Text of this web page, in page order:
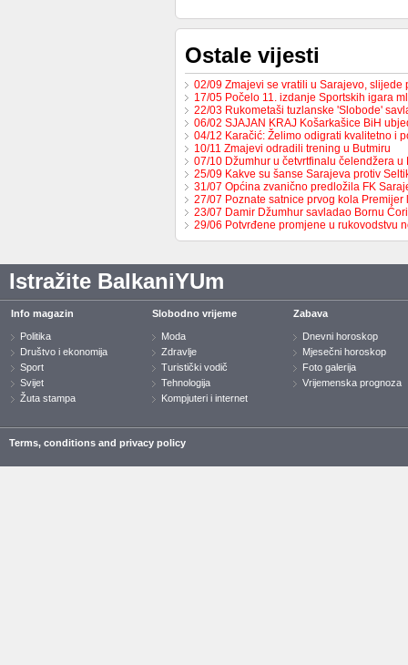
Ostale vijesti
02/09 Zmajevi se vratili u Sarajevo,
17/05 Počelo 11. izdanje Sportskih igara
22/03 Rukometaši tuzlanske 'Slobode'
06/02 SJAJAN KRAJ Košarkašice BiH
04/12 Karačić: Želimo odigrati kvalitetno i
10/11 Zmajevi odradili trening u Butmiru
07/10 Džumhur u četvrtfinalu čelendžera u
25/09 Kakve su šanse Sarajeva protiv
31/07 Općina zvanično predložila FK
27/07 Poznate satnice prvog kola
23/07 Damir Džumhur savladao Bornu
29/06 Potvrđene promjene u rukovodstvu
Istražite BalkaniYUm
Info magazin
Politika
Društvo i ekonomija
Sport
Svijet
Žuta stampa
Slobodno vrijeme
Moda
Zdravlje
Turistički vodič
Tehnologija
Kompjuteri i internet
Zabava
Dnevni horoskop
Mjesečni horoskop
Foto galerija
Vrijemenska prognoza
Terms, conditions and privacy policy